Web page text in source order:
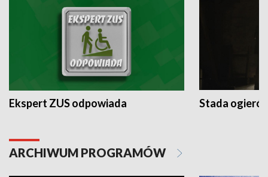
Ekspert ZUS odpowiada Stada
ARCHIWUM PROGRAMÓW